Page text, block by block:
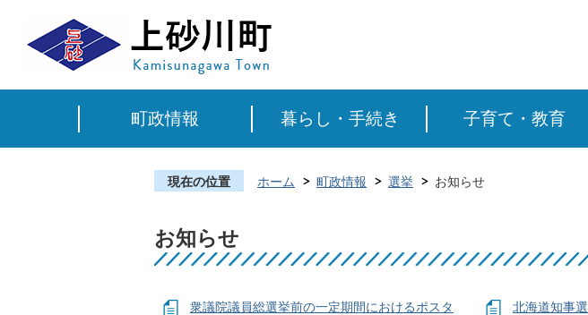
町政情報 暮らし・手続き 子育て・教育
現在の位置 ホーム 町政情報 選挙 お知らせ
お知らせ
衆議院議員総選挙前の一定期間におけるポスタ
北海道知事